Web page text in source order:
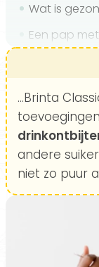
Wat is
Een pap
De
Pas op met
Zo
...Brinta
andere
niet zo puur